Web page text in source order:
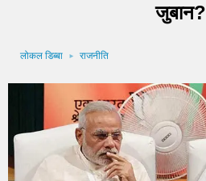
जुबान?
लोकल डिब्बा राजनीति